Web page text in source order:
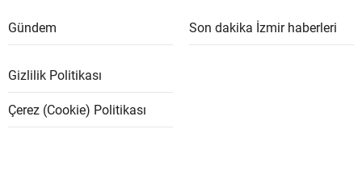
Gündem Son dakika İzmir haberleri
Gizlilik Politikası
Çerez (Cookie) Politikası